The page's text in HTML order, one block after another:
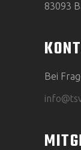
83093
Bei